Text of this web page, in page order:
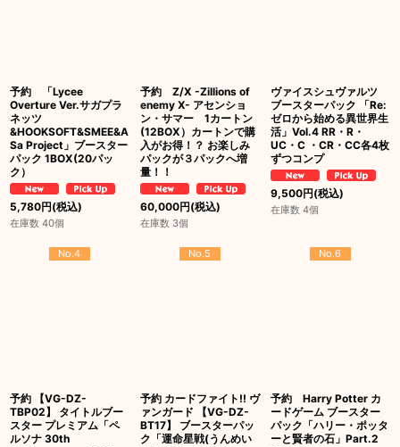
予約 「Lycee
Overture Ver.サガプラ
ネッツ
&HOOKSOFT&SMEE&A
Sa Project」ブースター
パック 1BOX(20パッ
ク）
5,780円(税込)
在庫数 40個
予約 Z/X -Zillions of
enemy X- アセンショ
ン・サマー 1カートン
(12BOX）カートンで購
入がお得！？ お楽しみ
パックが３パックへ増
量！！
60,000円(税込)
在庫数 3個
ヴァイスシュヴァルツ
ブースターパック 「Re:
ゼロから始める異世界生
活」Vol.4 RR・R・
UC・C ・CR・CC各4枚
ずつコンプ
9,500円(税込)
在庫数 4個
No.4
予約 【VG-DZ-
TBP02】 タイトルブー
スター プレミアム「ペ
ルソナ 30th
No.5
予約 カードファイト!! ヴ
ァンガード 【VG-DZ-
BT17】 ブースターパッ
ク「運命星戦(うんめい
No.6
予約 Harry Potter カ
ードゲーム ブースター
パック「ハリー・ポッタ
ーと賢者の石」Part.2